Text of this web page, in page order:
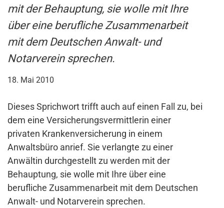
mit der Behauptung, sie wolle mit Ihre
über eine berufliche Zusammenarbeit
mit dem Deutschen Anwalt- und
Notarverein sprechen.
18. Mai 2010
Dieses Sprichwort trifft auch auf einen Fall zu, bei
dem eine Versicherungsvermittlerin einer
privaten Krankenversicherung in einem
Anwaltsbüro anrief. Sie verlangte zu einer
Anwältin durchgestellt zu werden mit der
Behauptung, sie wolle mit Ihre über eine
berufliche Zusammenarbeit mit dem Deutschen
Anwalt- und Notarverein sprechen.